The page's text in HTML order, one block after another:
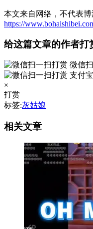
本文来自网络，不代表
https://
给这篇文章的作者打
微信
支付
×
打赏
标签:灰姑娘
相关文章